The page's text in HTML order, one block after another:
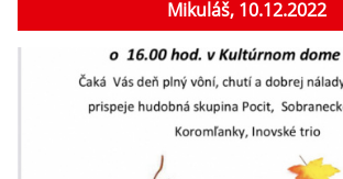
Mikuláš, 10.12.2022